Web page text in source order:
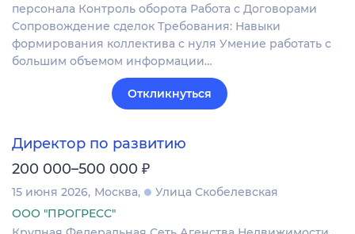
персонала Контроль оборота Работа с Договорами
Сопровождение сделок Требования: Навыки
формирования коллектива с нуля Умение работать с
большим объемом информации…
Откликнуться
Директор по развитию
200 000–500 000 ₽
15 июня 2026 Москва
Улица Скобелевская
ООО "ПРОГРЕСС"